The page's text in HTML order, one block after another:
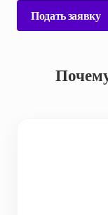
Подать заявку